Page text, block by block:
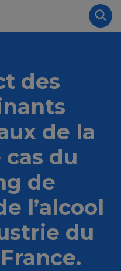
des
de la
cas du
de
l’alcool
du